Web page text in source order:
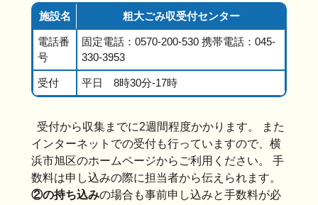
施設名 粗大ごみ収受付センター
電話番
号
固定電話：0570-200-530 携帯電話：045-
330-3953
受付 平日 8時30分-17時
受付から収集までに2週間程度かかります。 また
インターネットでの受付も行っていますので、横
浜市旭区のホームページからご利用ください。 手
数料は申し込みの際に担当者から伝えられます。
②の持ち込みの場合も事前申し込みと手数料が必